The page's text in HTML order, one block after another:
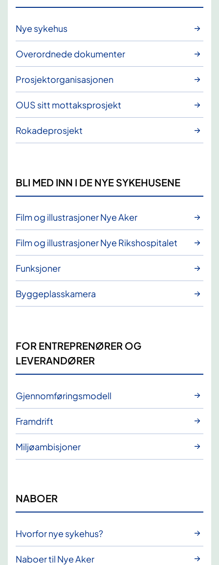
Nye sykehus
Overordnede dokumenter
Prosjektorganisasjonen
OUS sitt mottaksprosjekt
Rokadeprosjekt
BLI MED INN I DE NYE SYKEHUSENE
Film og illustrasjoner Nye Aker
Film og illustrasjoner Nye Rikshospitalet
Funksjoner
Byggeplasskamera
FOR ENTREPRENØRER OG
LEVERANDØRER
Gjennomføringsmodell
Framdrift
Miljøambisjoner
NABOER
Hvorfor nye sykehus?
Naboer til Nye Aker